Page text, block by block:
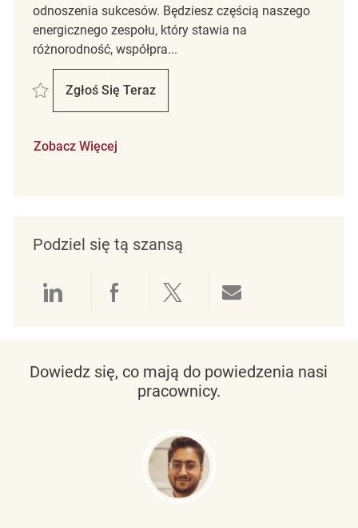
odnoszenia sukcesów. Będziesz częścią naszego
energicznego zespołu, który stawia na
różnorodność, współpra...
Zapisać sales associate REQ99565
Zgłoś Się Teraz
Sales Associate
Zobacz Więcej
Podziel się tą szansą
Udostępnianie przez LinkedIn
Udostępnianie przez
Udostępnij przez
Dowiedz się, co mają do powiedzenia nasi
pracownicy.